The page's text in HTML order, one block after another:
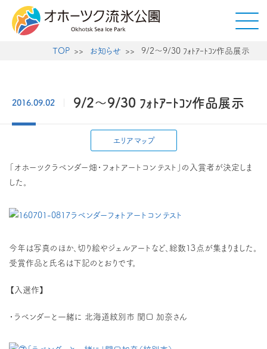
TOP お知らせ 9/2～9/30 ﾌｫﾄｱｰﾄｺﾝ作品展示
2016.09.02 9/2～9/30 ﾌｫﾄｱｰﾄｺﾝ作品展示
エリアマップ
「オホーツクラベンダー畑・フォトアートコンテスト」の入賞者が決定しま
した。
今年は写真のほか、切り絵やジェルアートなど、総数１３点が集まりました。
受賞作品と氏名は下記のとおりです。
【入選作】
・ラベンダーと一緒に 北海道紋別市 関口 加奈さん